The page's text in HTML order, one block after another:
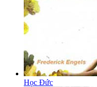
Học Đức